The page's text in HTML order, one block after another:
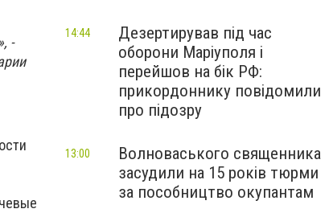
-
Дезертирував під час
оборони Маріуполя і
перейшов на бік РФ:
прикордоннику повідомили
про підозру
14:44
Волноваського священника
засудили на 15 років тюрми
за пособництво окупантам
13:00